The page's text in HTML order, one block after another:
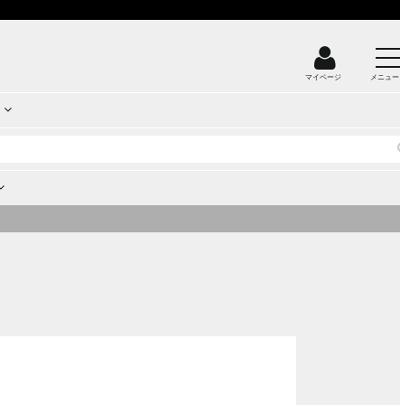
マイページ メニュー